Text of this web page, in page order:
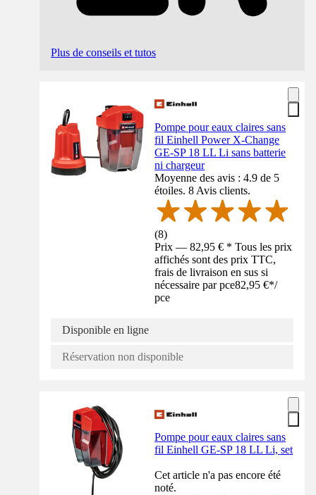
Plus de conseils et tutos
Pompe pour eaux claires sans
fil Einhell Power X-Change
GE-SP 18 LL Li sans batterie
ni chargeur
Moyenne des avis : 4.9 de 5
étoiles. 8 Avis clients.
(8)
Prix — 82,95 € * Tous les prix
affichés sont des prix TTC,
frais de livraison en sus si
nécessaire par pce82,95 €*/
pce
Disponible en ligne
Réservation non disponible
Pompe pour eaux claires sans
fil Einhell GE-SP 18 LL Li, set
Cet article n'a pas encore été
noté.